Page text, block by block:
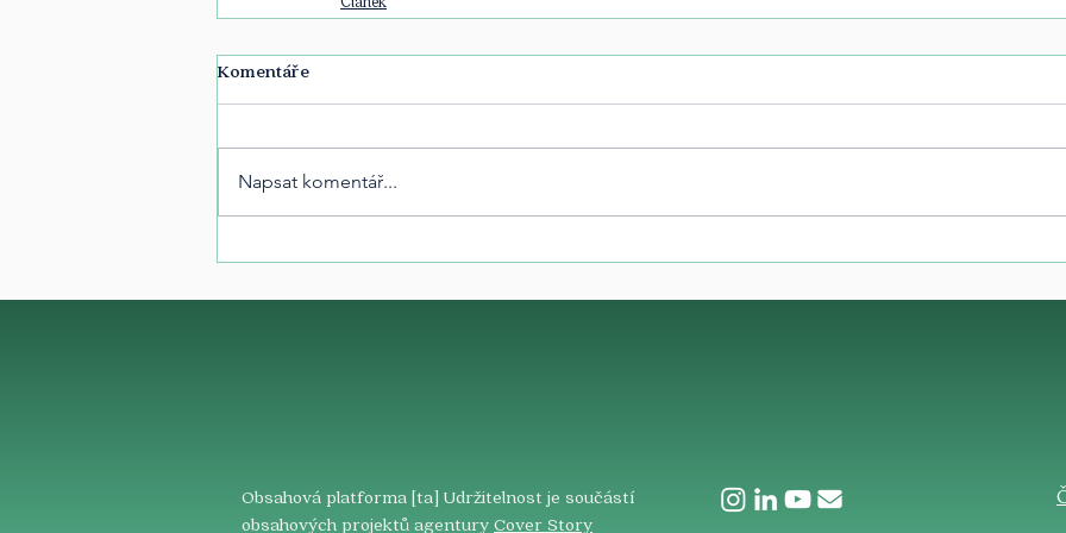
Komentáře
Napsat komentář...
Obsahová platforma [ta] Udržitelnost je součástí
obsahových projektů agentury Cover Story